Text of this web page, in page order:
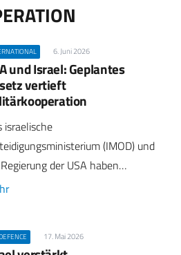
6. Juni 2026
und Israel: Geplantes
vertieft
israelische
(IMOD) und
der USA haben…
17. Mai 2026